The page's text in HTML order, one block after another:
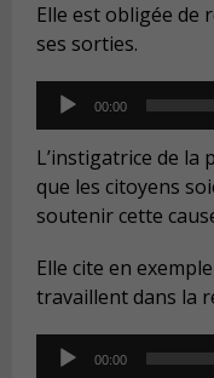
Elle est obligée de
ses sorties.
Audio
Player
00:00
L’instigatrice de la
que les citoyens
soutenir cette
Elle cite en
travaillent dans la
Audio
00:00